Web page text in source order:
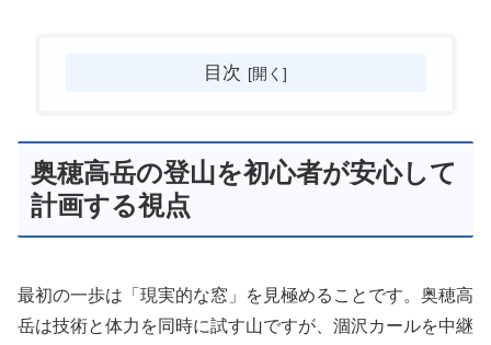
目次
奥穂高岳の登山を初心者が安心して
計画する視点
最初の一歩は「現実的な窓」を見極めることです。奥穂高
岳は技術と体力を同時に試す山ですが、涸沢カールを中継